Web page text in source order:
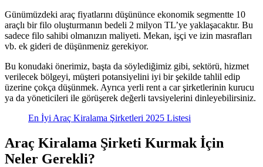
Günümüzdeki araç fiyatlarını düşününce ekonomik segmentte 10
araçlı bir filo oluşturmanın bedeli 2 milyon TL’ye yaklaşacaktır. Bu
sadece filo sahibi olmanızın maliyeti. Mekan, işçi ve izin masrafları
vb. ek gideri de düşünmeniz gerekiyor.
Bu konudaki önerimiz, başta da söylediğimiz gibi, sektörü, hizmet
verilecek bölgeyi, müşteri potansiyelini iyi bir şekilde tahlil edip
üzerine çokça düşünmek. Ayrıca yerli rent a car şirketlerinin kurucu
ya da yöneticileri ile görüşerek değerli tavsiyelerini dinleyebilirsiniz.
En İyi Araç Kiralama Şirketleri 2025 Listesi
Araç Kiralama Şirketi Kurmak İçin
Neler Gerekli?